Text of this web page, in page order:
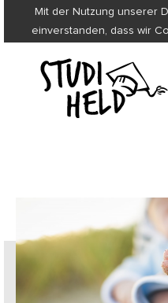
Mit der Nutzung unserer
einverstanden, dass wir